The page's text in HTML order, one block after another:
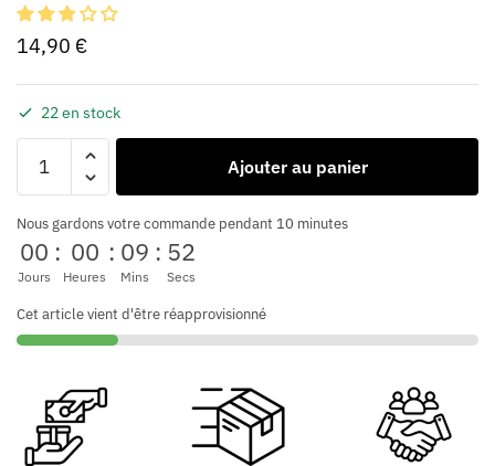
14,90 €
22 en stock
Ajouter au panier
Nous gardons votre commande pendant 10 minutes
00
Jours
: 00
Heures
: 09
Mins
: 52
Secs
Cet article vient d'être réapprovisionné